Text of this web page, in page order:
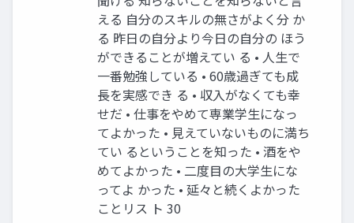
える ⾃分のスキルの無さがよく分 か
る 昨⽇の⾃分より今⽇の⾃分の ほう
ができることが増えてい る • ⼈⽣で
⼀番勉強している • 60歳過ぎても成
⻑を実感でき る • 収⼊がなくても幸
せだ • 仕事をやめて専業学⽣になっ
てよかった • ⾒えていないものに満ち
てい るということを知った • 酒をや
めてよかった • ⼆度⽬の⼤学⽣にな
ってよ かった • 延々と続くよかった
ことリス ト 30